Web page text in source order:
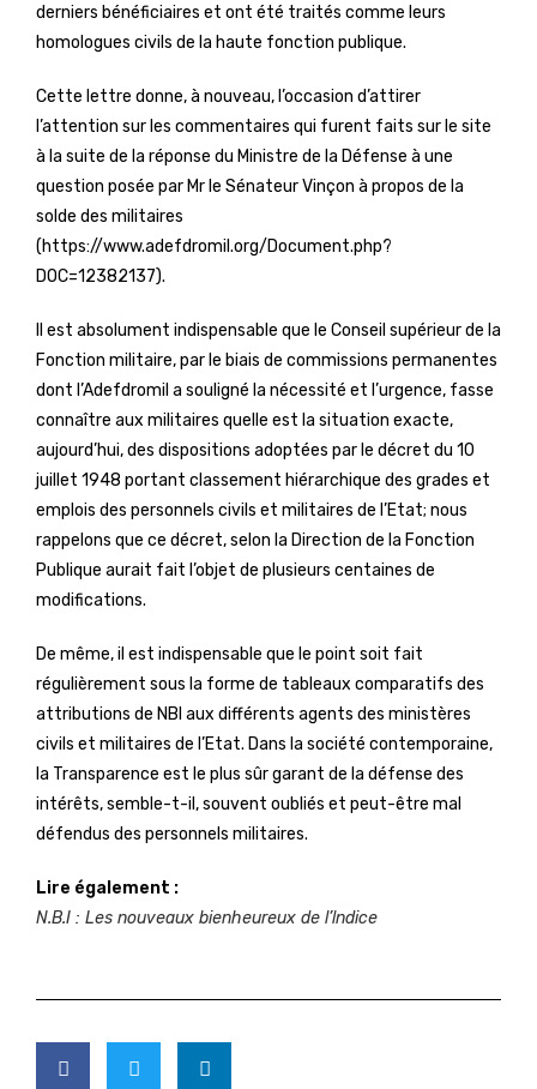
derniers bénéficiaires et ont été traités comme leurs
homologues civils de la haute fonction publique.
Cette lettre donne, à nouveau, l’occasion d’attirer
l’attention sur les commentaires qui furent faits sur le site
à la suite de la réponse du Ministre de la Défense à une
question posée par Mr le Sénateur Vinçon à propos de la
solde des militaires
(https://www.adefdromil.org/Document.php?
DOC=12382137).
Il est absolument indispensable que le Conseil supérieur de la
Fonction militaire, par le biais de commissions permanentes
dont l’Adefdromil a souligné la nécessité et l’urgence, fasse
connaître aux militaires quelle est la situation exacte,
aujourd’hui, des dispositions adoptées par le décret du 10
juillet 1948 portant classement hiérarchique des grades et
emplois des personnels civils et militaires de l’Etat; nous
rappelons que ce décret, selon la Direction de la Fonction
Publique aurait fait l’objet de plusieurs centaines de
modifications.
De même, il est indispensable que le point soit fait
régulièrement sous la forme de tableaux comparatifs des
attributions de NBI aux différents agents des ministères
civils et militaires de l’Etat. Dans la société contemporaine,
la Transparence est le plus sûr garant de la défense des
intérêts, semble-t-il, souvent oubliés et peut-être mal
défendus des personnels militaires.
Lire également :
N.B.I : Les nouveaux bienheureux de l’lndice